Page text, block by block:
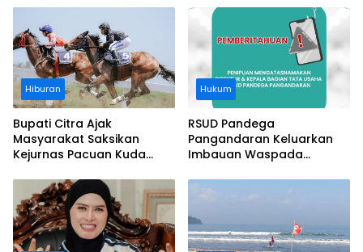
Hiburan
Bupati Citra Ajak
Masyarakat Saksikan
Kejurnas Pacuan Kuda
Legokjawa
Hukum
RSUD Pandega
Pangandaran Keluarkan
Imbauan Waspada